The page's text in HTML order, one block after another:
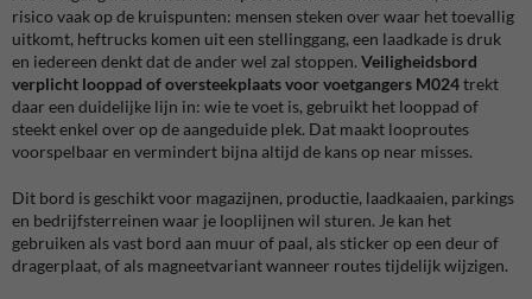
risico vaak op de kruispunten: mensen steken over waar het toevallig
uitkomt, heftrucks komen uit een stellinggang, een laadkade is druk
en iedereen denkt dat de ander wel zal stoppen. Veiligheidsbord
verplicht looppad of oversteekplaats voor voetgangers M024trekt
daar een duidelijke lijn in: wie te voet is, gebruikt het looppad of
steekt enkel over op de aangeduide plek. Dat maakt looproutes
voorspelbaar en vermindert bijna altijd de kans op near misses.
Dit bord is geschikt voor magazijnen, productie, laadkaaien, parkings
en bedrijfsterreinen waar je looplijnen wil sturen. Je kan het
gebruiken als vast bord aan muur of paal, als sticker op een deur of
dragerplaat, of als magneetvariant wanneer routes tijdelijk wijzigen.